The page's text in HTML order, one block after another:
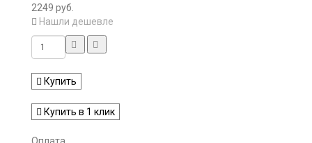
2249 руб.
Нашли дешевле
Купить
Купить в 1 клик